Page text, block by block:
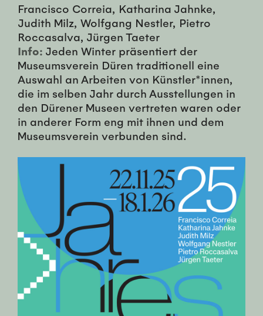
Francisco Correia, Katharina Jahnke,
Judith Milz, Wolfgang Nestler, Pietro
Roccasalva, Jürgen Taeter
Info: Jeden Winter präsentiert der
Museumsverein Düren traditionell eine
Auswahl an Arbeiten von Künstler*innen,
die im selben Jahr durch Ausstellungen in
den Dürener Museen vertreten waren oder
in anderer Form eng mit ihnen und dem
Museumsverein verbunden sind.